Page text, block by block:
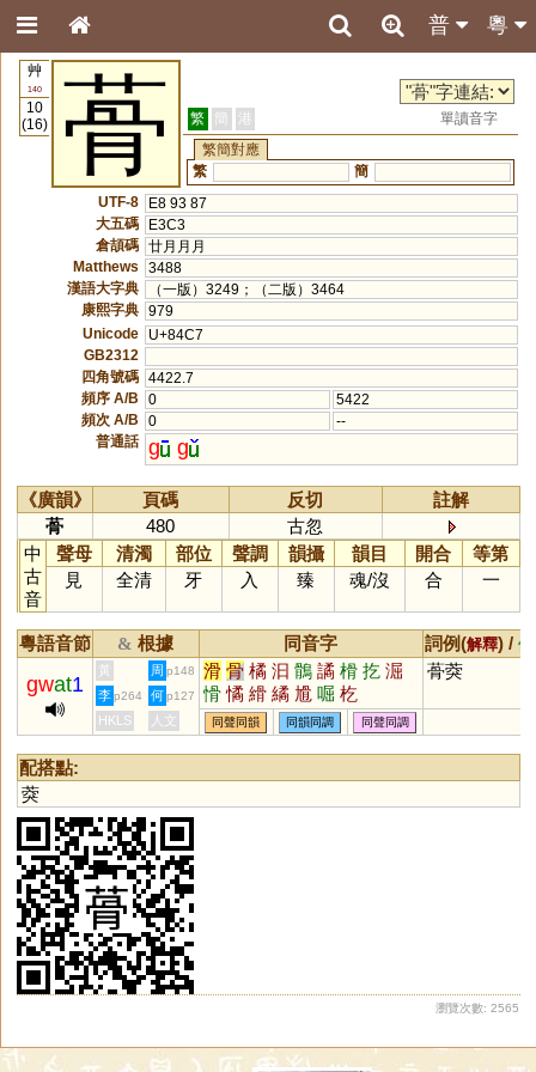
粵
普
艸
140
10
(16)
蓇 繁 簡 港
單讀音字
繁簡對應
繁
簡
UTF-8
E8 93 87
大五碼
E3C3
倉頡碼 廿月月月
Matthews
3488
漢語大字典
（一版）3249；（二版）3464
康熙字典 979
Unicode
U+84C7
GB2312
四角號碼 4422.7
頻序 A/B
0
5422
頻次 A/B
0
--
普通話 g g
《廣韻》 頁碼 反切
註解
蓇
480
古忽
中
古
音
聲母 清濁 部位 聲調 韻攝 韻目 開合
等第
見
全清 牙 入 臻 魂/沒 合 一
粵語音節 & 根據 同音字 詞例(解釋) /
gwat1
黃 周 p148 滑 骨 橘 汩 鶻 譎 榾 扢 淈
愲 憰 縎 繘 尳 啒 杚
蓇葖
李 p264 何 p127
HKLS 人文 同聲同韻 同韻同調 同聲同調
配搭點:
葖
瀏覽次數: 2565